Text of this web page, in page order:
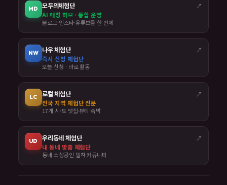
MD 모두의체험단 ↗
AI 매칭 허브 · 통합 운영
블로그·인스타·유튜브를 한 번에
NW 나우 체험단 ↗
즉시 신청 체험단
오늘 신청 · 바로 활동
LC 로컬 체험단 ↗
전국 지역 체험단 전문
17개 시·도 맛집·뷰티·숙박
UD 우리동네 체험단 ↗
내 동네 맞춤 체험단
동네 소상공인 밀착 커뮤니티